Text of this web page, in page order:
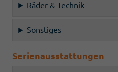
Räder & Technik
Sonstiges
Serienausstattungen